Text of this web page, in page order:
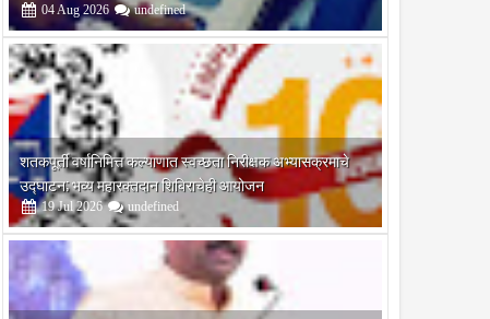
04 Aug 2026 undefined
शतकपूर्ती वर्षानिमित्त कल्याणात स्वच्छता निरीक्षक अभ्यासक्रमाचे
उद्घाटन; भव्य महारक्तदान शिबिराचेही आयोजन
19 Jul 2026 undefined